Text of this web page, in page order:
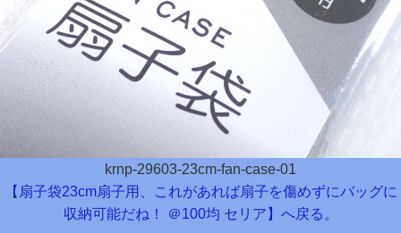
krnp-29603-23cm-fan-case-01
【扇子袋23cm扇子用、これがあれば扇子を傷めずにバッグに
収納可能だね！ ＠100均 セリア】へ戻る。